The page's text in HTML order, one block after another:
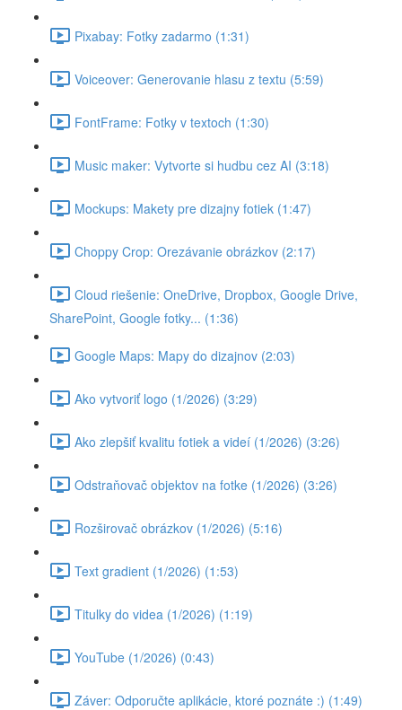
Pixabay: Fotky zadarmo (1:31)
Voiceover: Generovanie hlasu z textu (5:59)
FontFrame: Fotky v textoch (1:30)
Music maker: Vytvorte si hudbu cez AI (3:18)
Mockups: Makety pre dizajny fotiek (1:47)
Choppy Crop: Orezávanie obrázkov (2:17)
Cloud riešenie: OneDrive, Dropbox, Google Drive,
SharePoint, Google fotky... (1:36)
Google Maps: Mapy do dizajnov (2:03)
Ako vytvoriť logo (1/2026) (3:29)
Ako zlepšiť kvalitu fotiek a videí (1/2026) (3:26)
Odstraňovač objektov na fotke (1/2026) (3:26)
Rozširovač obrázkov (1/2026) (5:16)
Text gradient (1/2026) (1:53)
Titulky do videa (1/2026) (1:19)
YouTube (1/2026) (0:43)
Záver: Odporučte aplikácie, ktoré poznáte :) (1:49)